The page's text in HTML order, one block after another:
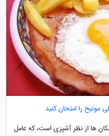
مونیخ را امتحان کنید
ها از نظر آشپزی است، که عامل